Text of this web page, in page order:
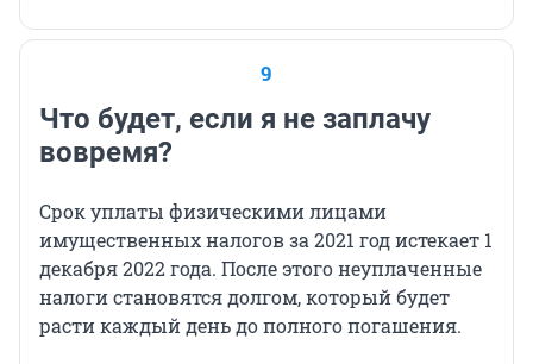
9
Что будет, если я не заплачу
вовремя?
Срок уплаты физическими лицами
имущественных налогов за 2021 год истекает 1
декабря 2022 года. После этого неуплаченные
налоги становятся долгом, который будет
расти каждый день до полного погашения.